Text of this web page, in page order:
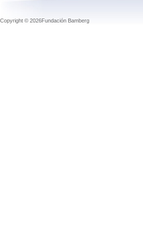
Copyright © 2026Fundación Bamberg